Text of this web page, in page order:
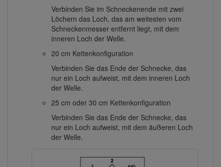
Verbinden Sie im Schneckenende mit zwei
Löchern das Loch, das am weitesten vom
Schneckenmesser entfernt liegt, mit dem
inneren Loch der Welle.
20 cm Kettenkonfiguration
Verbinden Sie das Ende der Schnecke, das
nur ein Loch aufweist, mit dem inneren Loch
der Welle.
25 cm oder 30 cm Kettenkonfiguration
Verbinden Sie das Ende der Schnecke, das
nur ein Loch aufweist, mit dem äußeren Loch
der Welle.